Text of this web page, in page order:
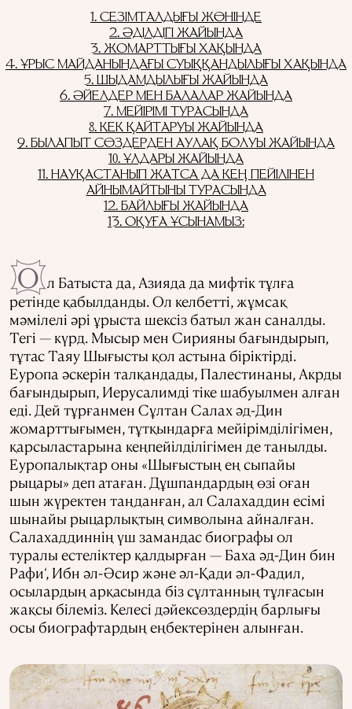
1. СЕЗІМТАЛДЫҒЫ ЖӨНІНДЕ
2. ӘДІЛДІГІ ЖАЙЫНДА
3. ЖОМАРТТЫҒЫ ХАҚЫНДА
4. ҰРЫС МАЙДАНЫНДАҒЫ СУЫҚҚАНДЫЛЫҒЫ ХАҚЫНДА
5. ШЫДАМДЫЛЫҒЫ ЖАЙЫНДА
6. ӘЙЕЛДЕР МЕН БАЛАЛАР ЖАЙЫНДА
7. МЕЙІРІМІ ТУРАСЫНДА
8. КЕК ҚАЙТАРУЫ ЖАЙЫНДА
9. БЫЛАПЫТ СӨЗДЕРДЕН АУЛАҚ БОЛУЫ ЖАЙЫНДА
10. ҰЛДАРЫ ЖАЙЫНДА
11. НАУҚАСТАНЫП ЖАТСА ДА КЕҢ ПЕЙІЛІНЕН
АЙНЫМАЙТЫНЫ ТУРАСЫНДА
12. БАЙЛЫҒЫ ЖАЙЫНДА
13. ОҚУҒА ҰСЫНАМЫЗ:
О л Батыста да, Азияда да мифтік тұлға
ретінде қабылданды. Ол келбетті, жұмсақ
мәмілелі әрі ұрыста шексіз батыл жан саналды.
Тегі — күрд. Мысыр мен Сирияны бағындырып,
тұтас Таяу Шығысты қол астына біріктірді.
Еуропа әскерін талқандады, Палестинаны, Акрды
бағындырып, Иерусалимді тіке шабуылмен алған
еді. Дей тұрғанмен Сұлтан Салах әд-Дин
жомарттығымен, тұтқындарға мейірімділігімен,
қарсыластарына кеңпейілділігімен де танылды.
Еуропалықтар оны «Шығыстың ең сыпайы
рыцары» деп атаған. Дұшпандардың өзі оған
шын жүректен таңданған, ал Салахаддин есімі
шынайы рыцарлықтың символына айналған.
Салахаддиннің үш замандас биографы ол
туралы естеліктер қалдырған — Баха әд-Дин бин
Рафи‘, Ибн әл-Әсир және әл-Қади әл-Фадил,
осылардың арқасында біз сұлтанның тұлғасын
жақсы білеміз. Келесі дәйексөздердің барлығы
осы биографтардың еңбектерінен алынған.